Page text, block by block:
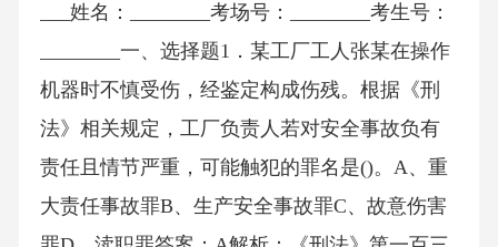
___姓名：________考场号：________考生号：
________一、选择题1．某工厂工人张某在操作
机器时不慎受伤，经鉴定构成伤残。根据《刑
法》相关规定，工厂负责人若对安全事故负有
责任且情节严重，可能触犯的罪名是()。A、重
大责任事故罪B、生产安全事故罪C、故意伤害